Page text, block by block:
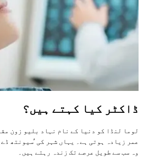
ڈاکٹر کیا کہتے ہیں؟
لوما لنڈا کو دنیا کے نام نہاد بلیو زون
عمر زیادہ ہوتی ہے۔ یہاں شہر کی ’سیونتھ
وہ سب سے طویل عرصے تک زندہ رہتے ہیں۔